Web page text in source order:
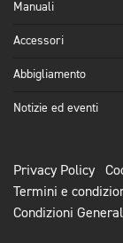
Manuali
Accessori
Abbigliamento
Notizie ed eventi
Privacy Policy
Termini e
Condizioni